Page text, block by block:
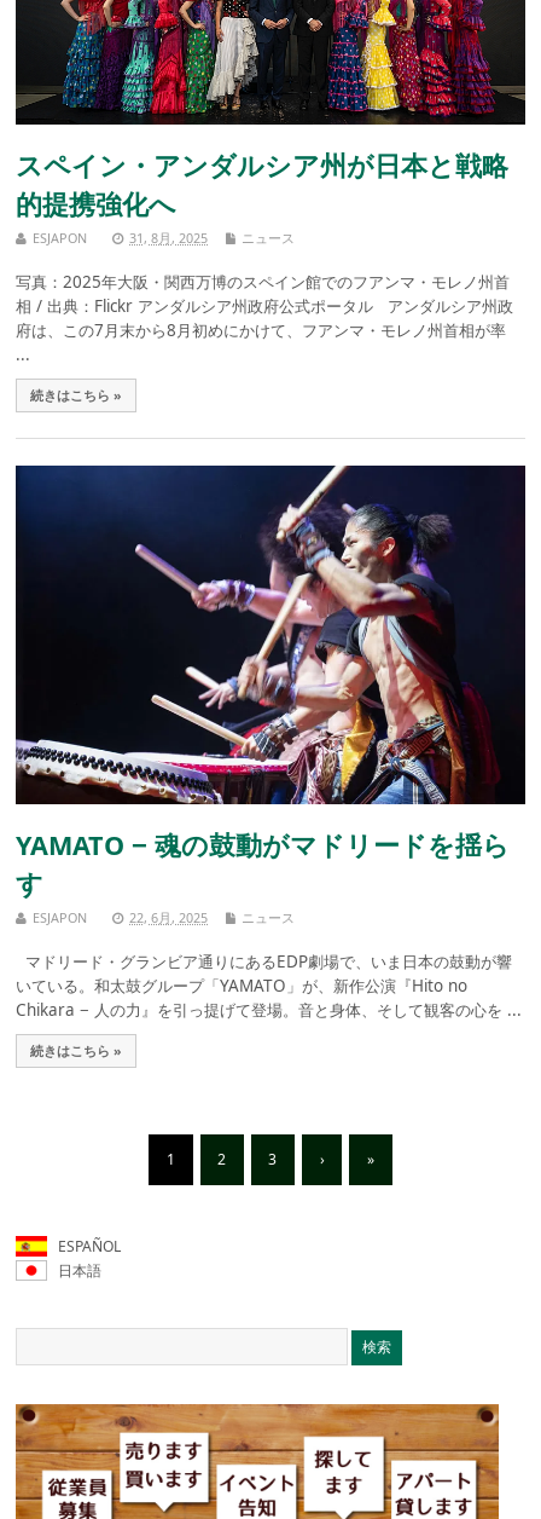
スペイン・アンダルシア州が日本と戦略
的提携強化へ
ESJAPON 31, 8月, 2025 ニュース
写真：2025年大阪・関西万博のスペイン館でのフアンマ・モレノ州首
相 / 出典：Flickr アンダルシア州政府公式ポータル アンダルシア州政
府は、この7月末から8月初めにかけて、フアンマ・モレノ州首相が率
...
続きはこちら »
YAMATO − 魂の鼓動がマドリードを揺ら
す
ESJAPON 22, 6月, 2025 ニュース
マドリード・グランビア通りにあるEDP劇場で、いま日本の鼓動が響
いている。和太鼓グループ「YAMATO」が、新作公演『Hito no
Chikara − 人の力』を引っ提げて登場。音と身体、そして観客の心を ...
続きはこちら »
1 2 3 › »
ESPAÑOL
日本語